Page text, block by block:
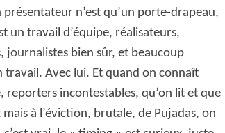
n’est qu’un porte-drapeau,
un travail d’équipe, réalisateurs,
journalistes bien sûr, et beaucoup
Avec lui. Et quand on connaît
reporters incontestables, qu’on lit et que
à l’éviction, brutale, de Pujadas, on